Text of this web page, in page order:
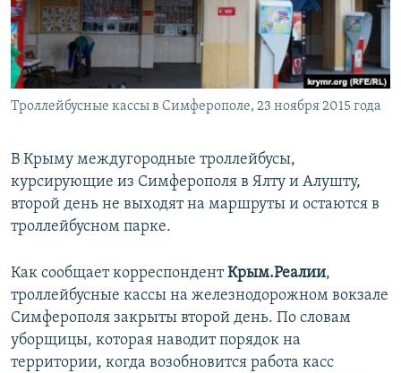
ПОБЕДИТЕЛЕЙ НЕ СУДЯТ?
КРЫМ.НЕПОКОРЕННЫЙ
ELIFBE
УКРАИНСКАЯ ПРОБЛЕМА КРЫМА
ПРИСОЕДИНЯЙТЕСЬ!
Троллейбусные кассы в Симферополе, 23 ноября 2015 года
В Крыму междугородные троллейбусы,
курсирующие из Симферополя в Ялту и Алушту,
второй день не выходят на маршруты и остаются в
троллейбусном парке.
Как сообщает корреспондентКрым.Реалии,
троллейбусные кассы на железнодорожном вокзале
Симферополя закрыты второй день. По словам
уборщицы, которая наводит порядок на
территории, когда возобновится работа касс